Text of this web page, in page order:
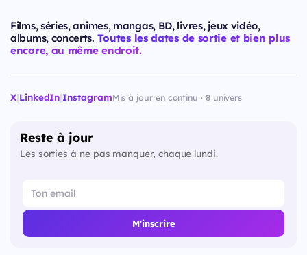
Films, séries, animes, mangas, BD, livres, jeux vidéo,
albums, concerts. Toutes les dates de sortie et bien plus
encore, au même endroit.
X|LinkedIn|InstagramMis à jour en continu · 8 univers
Reste à jour
Les sorties à ne pas manquer, chaque lundi.
M'inscrire